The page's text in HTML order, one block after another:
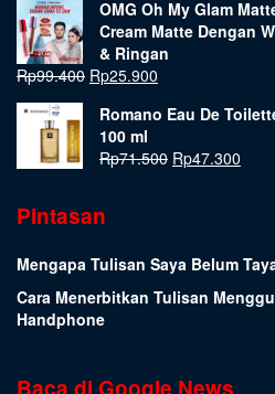
OMG Oh My Glam
Cream Matte Dengan
& Ringan
Rp99.400 Rp25.900
Romano Eau De
100 ml
Rp71.500 Rp47.300
Pintasan
Mengapa Tulisan Saya Belum
Cara Menerbitkan Tulisan
Handphone
Baca di Google News